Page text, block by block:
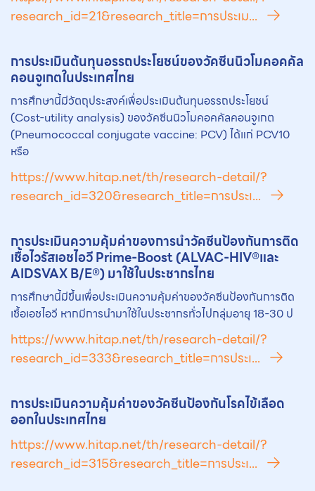
research_id=21&research_title=การประเม...
การประเมินต้นทุนอรรถประโยชน์ของวัคซีนนิวโมคอคคัล
คอนจูเกตในประเทศไทย
การศึกษานี้มีวัตถุประสงค์เพื่อประเมินต้นทุนอรรถประโยชน์
(Cost-utility analysis) ของวัคซีนนิวโมคอคคัลคอนจูเกต
(Pneumococcal conjugate vaccine: PCV) ได้แก่ PCV10
หรือ
https://www.hitap.net/th/research-detail/?
research_id=320&research_title=การประเ...
การประเมินความคุ้มค่าของการนำวัคซีนป้องกันการติด
เชื้อไวรัสเอชไอวี Prime-Boost (ALVAC-HIV®และ
AIDSVAX B/E®) มาใช้ในประชากรไทย
การศึกษานี้มีขึ้นเพื่อประเมินความคุ้มค่าของวัคซีนป้องกันการติด
เชื้อเอชไอวี หากมีการนำมาใช้ในประชากรทั่วไปกลุ่มอายุ 18-30 ป
https://www.hitap.net/th/research-detail/?
research_id=333&research_title=การประเ...
การประเมินความคุ้มค่าของวัคซีนป้องกันโรคไข้เลือด
ออกในประเทศไทย
https://www.hitap.net/th/research-detail/?
research_id=315&research_title=การประเ...